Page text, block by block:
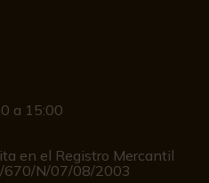
a 15:00
en el Registro Mercantil
670/N/07/08/2003